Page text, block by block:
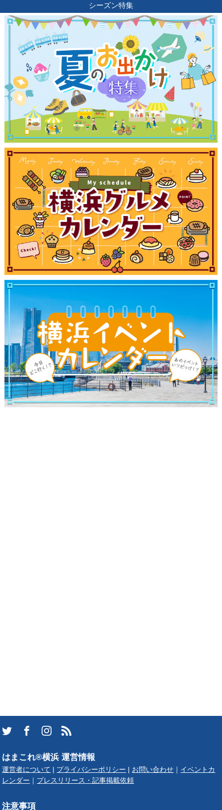
シーズン特集
はまこれ®横浜 運営情報
運営者について プライバシーポリシー お問い合わせ
イベントカ
レンダー
プレスリリース・記事掲載依頼
注意事項